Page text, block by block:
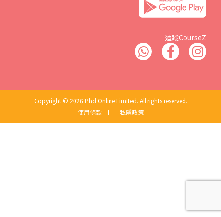
追蹤CourseZ
Copyright © 2026 Phd Online Limited. All rights reserved.
使用條款
丨 私隱政策